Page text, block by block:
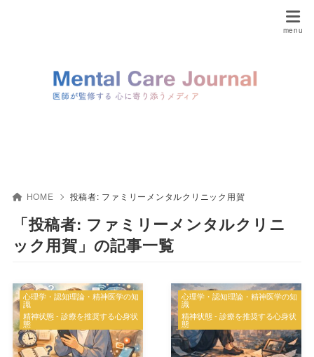
HOME 投稿者: ファミリーメンタルクリニック用賀
「投稿者: ファミリーメンタルクリニ
ック用賀」の記事一覧
心理学・認知理論・精神医学の知
識
精神状態 - 診療を推奨する心身状
態
心理学・認知理論・精神医学の知
識
精神状態 - 診療を推奨する心身状
態